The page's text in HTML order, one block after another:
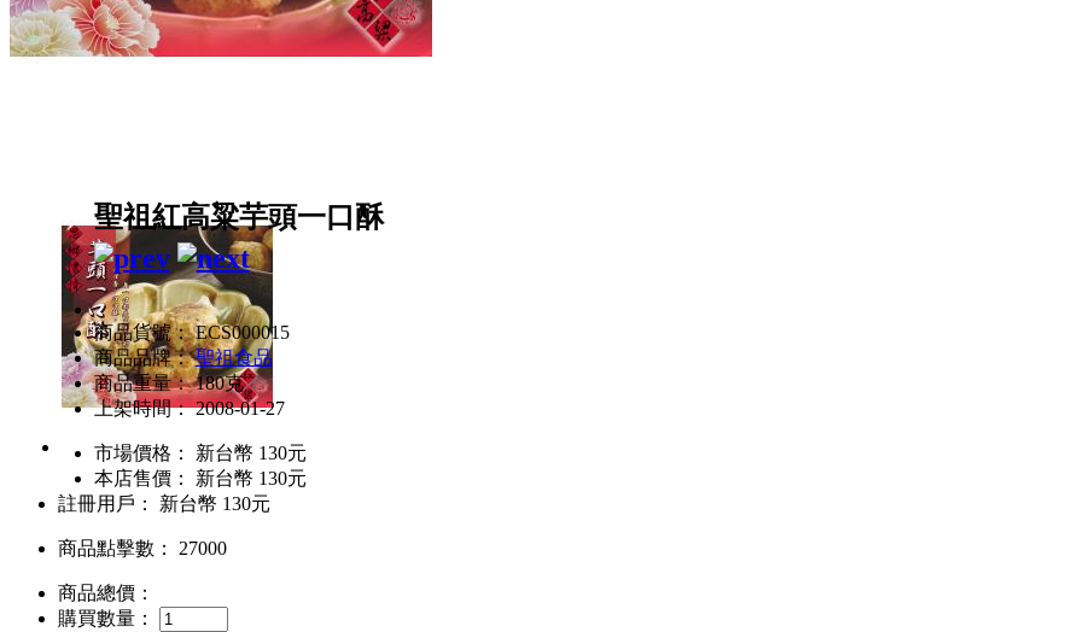
聖祖紅高粱芋頭一口酥
商品貨號： ECS000015
商品品牌：聖祖食品
商品重量： 180克
上架時間： 2008-01-27
市場價格： 新台幣 130元
本店售價： 新台幣 130元
註冊用戶： 新台幣 130元
商品點擊數： 27000
商品總價：
購買數量：